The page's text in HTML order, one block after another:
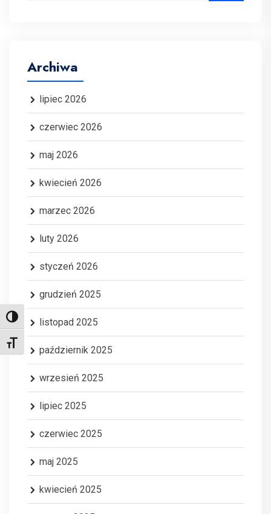
Toggle High Contrast
Toggle Font size
Archiwa
lipiec 2026
czerwiec 2026
maj 2026
kwiecień 2026
marzec 2026
luty 2026
styczeń 2026
grudzień 2025
listopad 2025
październik 2025
wrzesień 2025
lipiec 2025
czerwiec 2025
maj 2025
kwiecień 2025